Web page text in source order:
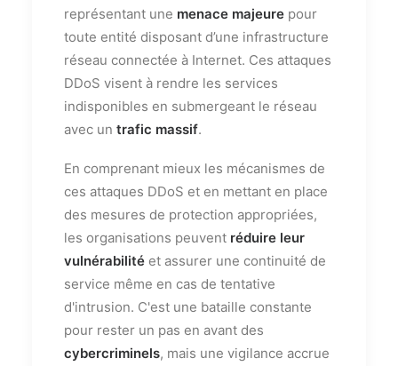
représentant une menace majeure pour
toute entité disposant d’une infrastructure
réseau connectée à Internet. Ces attaques
DDoS visent à rendre les services
indisponibles en submergeant le réseau
avec un trafic massif.
En comprenant mieux les mécanismes de
ces attaques DDoS et en mettant en place
des mesures de protection appropriées,
les organisations peuvent réduire leur
vulnérabilité et assurer une continuité de
service même en cas de tentative
d'intrusion. C'est une bataille constante
pour rester un pas en avant des
cybercriminels, mais une vigilance accrue